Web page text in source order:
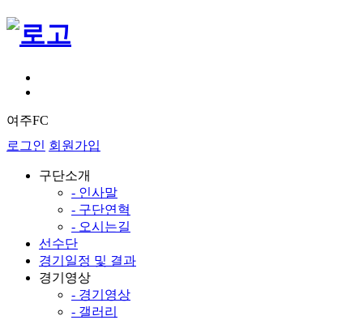
여주FC
로그인 회원가입
구단소개
- 인사말
- 구단연혁
- 오시는길
선수단
경기일정 및 결과
경기영상
- 경기영상
- 갤러리